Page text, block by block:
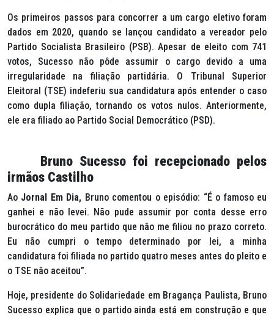
Os primeiros passos para concorrer a um cargo eletivo foram
dados em 2020, quando se lançou candidato a vereador pelo
Partido Socialista Brasileiro (PSB). Apesar de eleito com 741
votos, Sucesso não pôde assumir o cargo devido a uma
irregularidade na filiação partidária. O Tribunal Superior
Eleitoral (TSE) indeferiu sua candidatura após entender o caso
como dupla filiação, tornando os votos nulos. Anteriormente,
ele era filiado ao Partido Social Democrático (PSD).
Bruno Sucesso foi recepcionado pelos
irmãos Castilho
Ao Jornal Em Dia, Bruno comentou o episódio: “É o famoso eu
ganhei e não levei. Não pude assumir por conta desse erro
burocrático do meu partido que não me filiou no prazo correto.
Eu não cumpri o tempo determinado por lei, a minha
candidatura foi filiada no partido quatro meses antes do pleito e
o TSE não aceitou”.
Hoje, presidente do Solidariedade em Bragança Paulista, Bruno
Sucesso explica que o partido ainda está em construção e que